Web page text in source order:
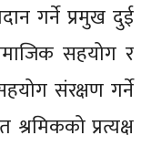
गर्ने प्रमुख दुई
सहयोग र
संरक्षण गर्ने
श्रमिकको प्रत्यक्ष